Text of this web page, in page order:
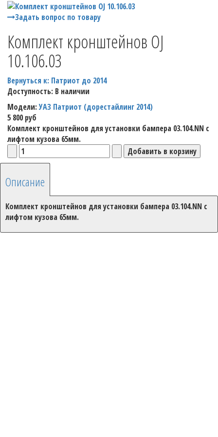
Задать вопрос по товару
Комплект кронштейнов OJ
10.106.03
Вернуться к: Патриот до 2014
Доступность: В наличии
Модели: УАЗ Патриот (дорестайлинг 2014)
5 800 руб
Комплект кронштейнов для установки бампера 03.104.NN с
лифтом кузова 65мм.
Описание
Комплект кронштейнов для установки бампера 03.104.NN с
лифтом кузова 65мм.